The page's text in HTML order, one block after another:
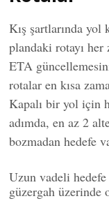
Kış şartlarında yol
plandaki rotayı
ETA
rotalar en kısa
Kapalı bir yol için
adımda, en az 2
bozmadan hedefe
Uzun vadeli
güzergah üzerinde